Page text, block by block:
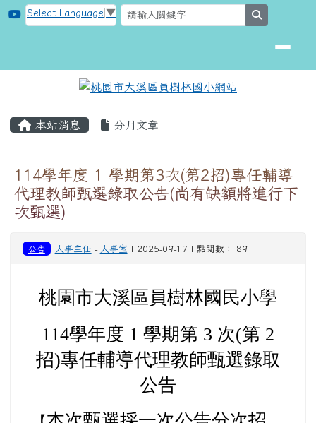
跳至主內容區
桃園市大溪區員樹林國小網站
Select Language ▼
本站消息 分月文章
114學年度 1 學期第3次(第2招)專任輔導
代理教師甄選錄取公告(尚有缺額將進行下
次甄選)
公告 人事主任 - 人事室 | 2025-09-17 | 點閱數： 89
桃園市大溪區員樹林國民小學
114學年度 1 學期第 3 次(第 2
招)專任輔導代理教師甄選錄取
公告